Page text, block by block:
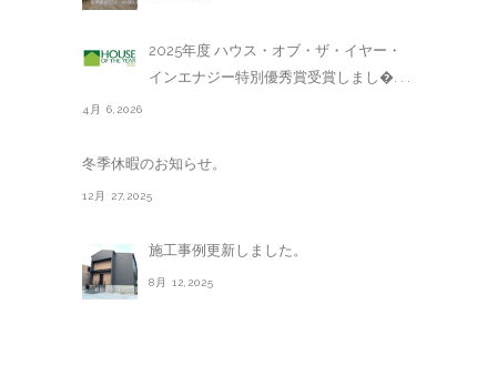
2025年度 ハウス・オブ・ザ・イヤー・
インエナジー特別優秀賞受賞しまし�. . .
4月 6,2026
冬季休暇のお知らせ。
12月 27,2025
施工事例更新しました。
8月 12,2025